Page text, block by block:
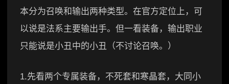
本分为召唤和输出两种类型。在官方定位上，可
以说是法系主要输出手。但一看装备，输出职业
只能说是小丑中的小丑（不讨论召唤。）
1.先看两个专属装备，不死套和寒晶套，大同小